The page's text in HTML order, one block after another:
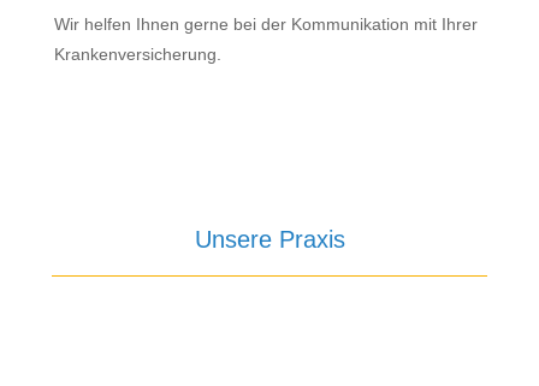
Wir helfen Ihnen gerne bei der Kommunikation mit Ihrer
Krankenversicherung.
Unsere Praxis